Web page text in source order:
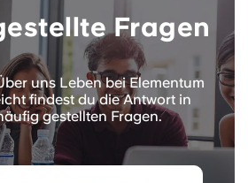
Fragen
uns Leben bei Elementum
findest du die Antwort in
gestellten Fragen.